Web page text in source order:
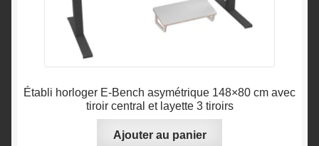
Établi horloger E-Bench asymétrique 148×80 cm avec
tiroir central et layette 3 tiroirs
Ajouter au panier